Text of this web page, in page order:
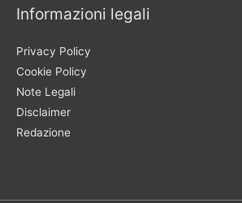
Informazioni legali
Privacy Policy
Cookie Policy
Note Legali
Disclaimer
Redazione